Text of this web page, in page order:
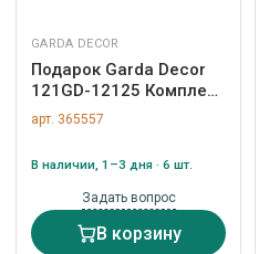
GARDA DECOR
Подарок Garda Decor
121GD-12125 Комплект
Эмоция (Emotion)
бежевый ( покрывало
50*70) арт. 121GD-
арт. 365557
В наличии, 1–3 дня · 6 шт.
Задать вопрос
В корзину